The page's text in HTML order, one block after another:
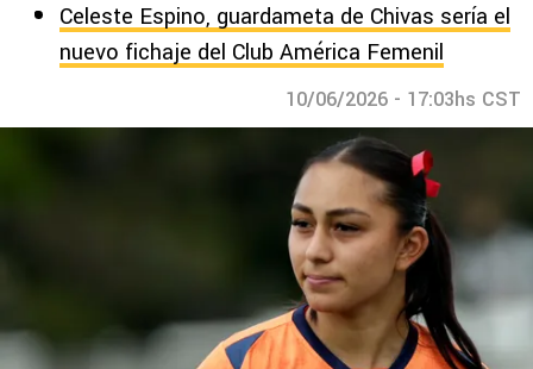
Celeste Espino, guardameta de Chivas sería el
nuevo fichaje del Club América Femenil
10/06/2026 - 17:03hs CST